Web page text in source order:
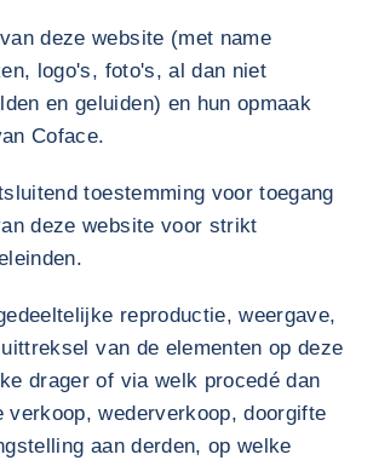
deze website (met name
logo's, foto's, al dan niet
en geluiden) en hun opmaak
Coface.
toestemming voor toegang
deze website voor strikt
reproductie, weergave,
van de elementen op deze
drager of via welk procedé dan
verkoop, wederverkoop, doorgifte
aan derden, op welke